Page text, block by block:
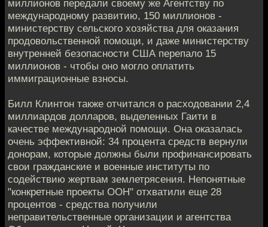
миллионов передали своему же Агентству по
международному развитию, 150 миллионов -
министерству сельского хозяйства для оказания
продовольственной помощи, и даже министерству
внутренней безопасности США перепало 15
миллионов - чтобы оно могло оплатить
иммиграционные взносы.
Билл Клинтон также отчитался о расходовании 2,4
миллиардов долларов, выделенных Гаити в
качестве международной помощи. Она оказалась
очень эффективной: 34 процента средств вернули
донорам, которые должны были профинансировать
свои гражданские и военные институты по
содействию жертвам землетрясения. Непонятные
"конкретные проекты ООН" отхватили еще 28
процентов - средства получили
неправительственные организации и агентства